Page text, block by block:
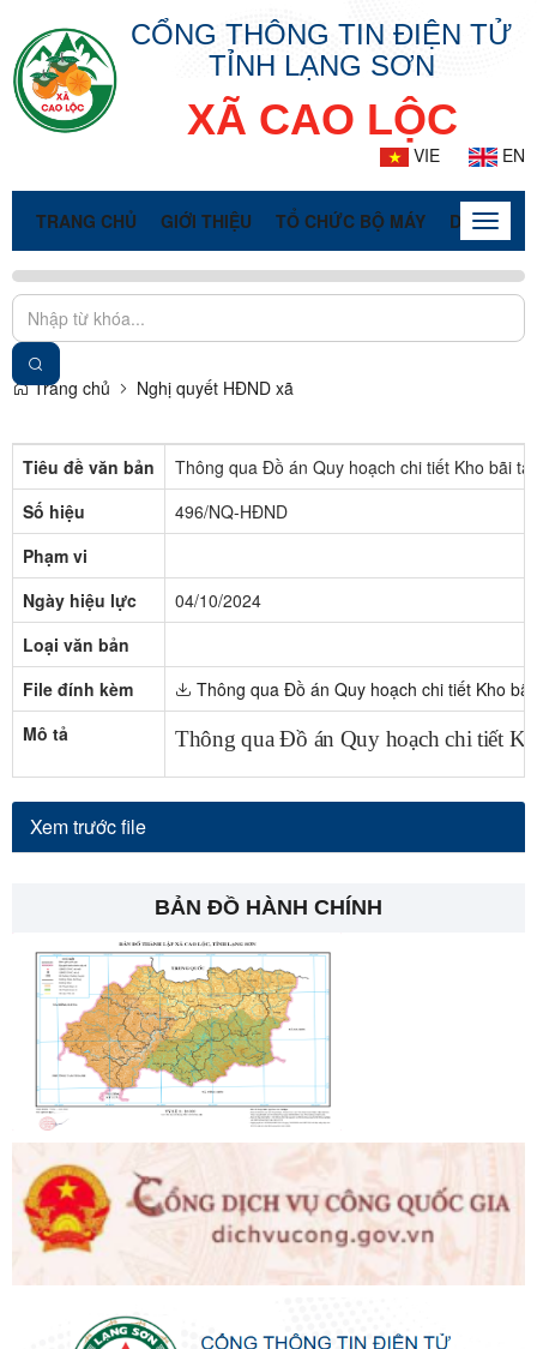
CỔNG THÔNG TIN ĐIỆN TỬ
TỈNH LẠNG SƠN
XÃ CAO LỘC
VIE EN
TRANG CHỦ GIỚI THIỆU TỔ CHỨC BỘ MÁY DOANH
Toggle
Trang chủ Nghị quyết HĐND xã
Tiêu đề văn bản
Thông qua Đồ án Quy hoạch chi tiết Kho bãi
Số hiệu
496/NQ-HĐND
Phạm vi
Ngày hiệu lực
04/10/2024
Loại văn bản
File đính kèm
Thông qua Đồ án Quy hoạch chi tiết Kho
Mô tả
Thông qua Đồ án Quy hoạch chi tiết
Xem trước file
BẢN ĐỒ HÀNH CHÍNH